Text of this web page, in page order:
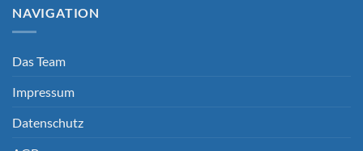
NAVIGATION
Das Team
Impressum
Datenschutz